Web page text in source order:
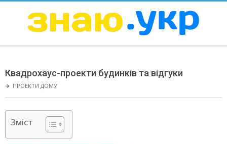
ЗНАЮ
Menu
Квадрохаус-проекти будинків та відгуки
🡲 ПРОЕКТИ ДОМУ
Зміст